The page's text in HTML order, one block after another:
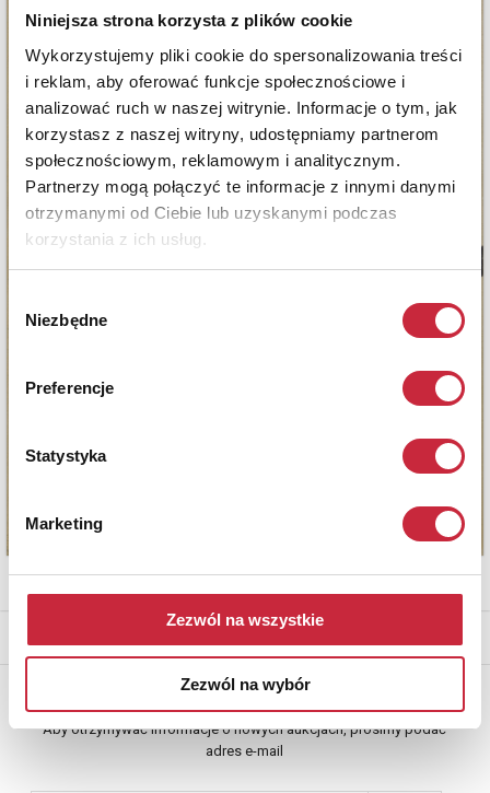
Niniejsza strona korzysta z plików cookie
Wykorzystujemy pliki cookie do spersonalizowania treści
i reklam, aby oferować funkcje społecznościowe i
analizować ruch w naszej witrynie. Informacje o tym, jak
korzystasz z naszej witryny, udostępniamy partnerom
społecznościowym, reklamowym i analitycznym.
Partnerzy mogą połączyć te informacje z innymi danymi
otrzymanymi od Ciebie lub uzyskanymi podczas
korzystania z ich usług.
zgody
Niezbędne
Preferencje
Statystyka
Marketing
Zezwól na wszystkie
Zezwól na wybór
Newsletter
Aby otrzymywać informacje o nowych aukcjach, prosimy podać
adres e-mail